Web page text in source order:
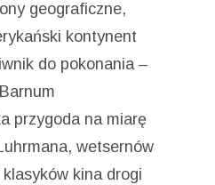
geograficzne,
kontynent
do pokonania –
przygoda na miarę
wetsernów
kina drogi